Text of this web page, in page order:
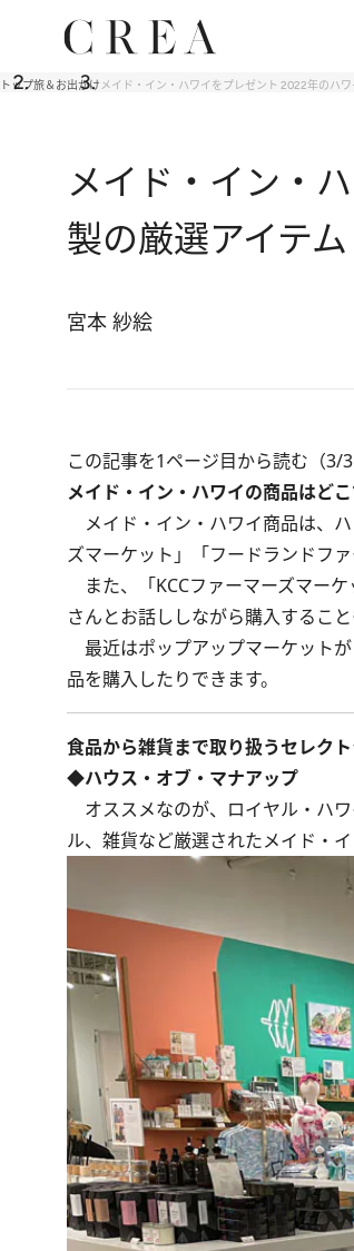
トップ旅＆お出かけメイド・イン・ハワイをプレゼント 2022年のハ
メイド・イン・
製の厳選アイテム
宮本 紗絵
この記事を1ページ目から読む（3/3
メイド・イン・ハワイの商品はど
メイド・イン・ハワイ商品は、
ズマーケット」「フードランドフ
また、「KCCファーマーズマー
さんとお話ししながら購入すること
最近はポップアップマーケット
品を購入したりできます。
食品から雑貨まで取り扱うセレク
◆ハウス・オブ・マナアップ
オススメなのが、ロイヤル・ハ
ル、雑貨など厳選されたメイド・